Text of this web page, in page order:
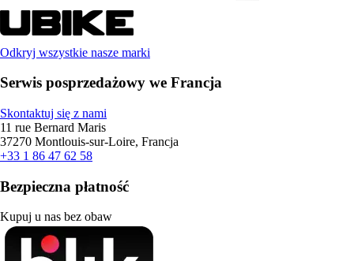
Odkryj wszystkie nasze marki
Serwis posprzedażowy we Francja
Skontaktuj się z nami
11 rue Bernard Maris
37270 Montlouis-sur-Loire, Francja
+33 1 86 47 62 58
Bezpieczna płatność
Kupuj u nas bez obaw